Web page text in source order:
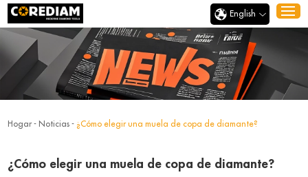
English
Hogar- Noticias - ¿Cómo elegir una muela de copa de diamante?
¿Cómo elegir una muela de copa de diamante?